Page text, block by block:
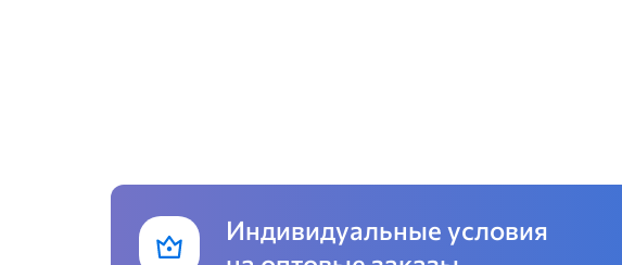
Индивидуальные условия